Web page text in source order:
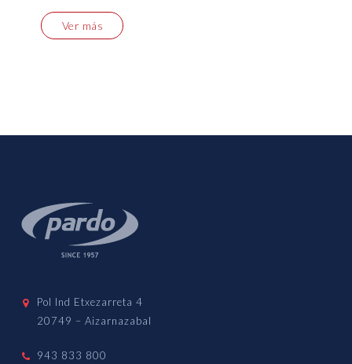
Ver más
Pol Ind Etxezarreta 4
20749 – Aizarnazabal
943 833 800